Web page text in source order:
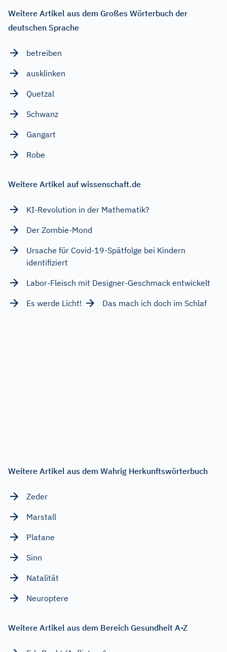
Weitere Artikel aus dem Großes Wörterbuch der
deutschen Sprache
betreiben
ausklinken
Quetzal
Schwanz
Gangart
Robe
Weitere Artikel auf wissenschaft.de
KI-Revolution in der Mathematik?
Der Zombie-Mond
Ursache für Covid-19-Spätfolge bei Kindern
identifiziert
Labor-Fleisch mit Designer-Geschmack entwickelt
Es werde Licht!
Das mach ich doch im Schlaf
Weitere Artikel aus dem Wahrig Herkunftswörterbuch
Zeder
Marstall
Platane
Sinn
Natalität
Neuroptere
Weitere Artikel aus dem Bereich Gesundheit A-Z